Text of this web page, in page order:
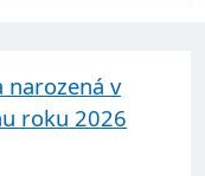
narozená v
roku 2026